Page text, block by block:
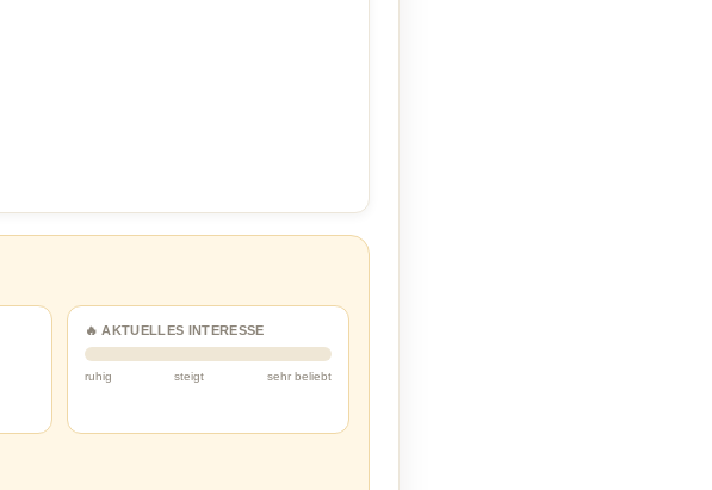
🔥 AKTUELLES INTERESSE
ruhig steigt sehr beliebt